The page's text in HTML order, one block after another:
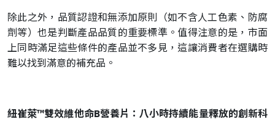
除此之外，品質認證和無添加原則（如不含人工色素、防腐
劑等）也是判斷產品品質的重要標準。值得注意的是，市面
上同時滿足這些條件的產品並不多見，這讓消費者在選購時
難以找到滿意的補充品。
紐崔萊™雙效維他命B營養片：八小時持續能量釋放的創新科